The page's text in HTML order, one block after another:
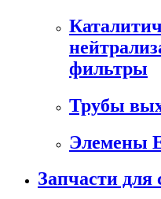
фильтры
Трубы
Элемены
Запчасти для